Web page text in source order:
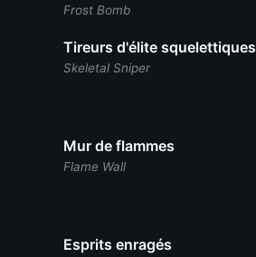
Frost Bomb
Tireurs d'élite squelettiques
Skeletal Sniper
Mur de flammes
Flame Wall
Esprits enragés